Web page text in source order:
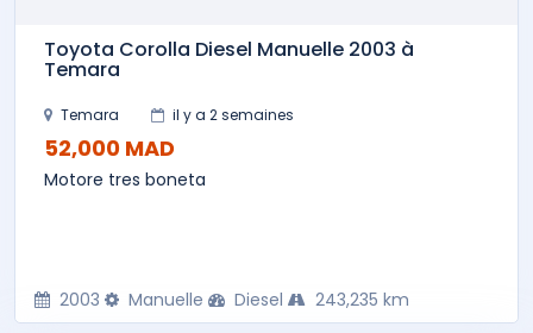
Toyota Corolla Diesel Manuelle 2003 à
Temara
Temara il y a 2 semaines
52,000 MAD
Motore tres boneta
2003 Manuelle Diesel 243,235 km